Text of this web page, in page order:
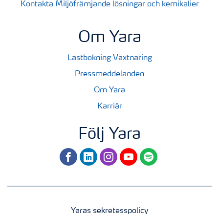
Kontakta Miljöfrämjande lösningar och kemikalier
Om Yara
Lastbokning Växtnäring
Pressmeddelanden
Om Yara
Karriär
Följ Yara
facebooklinkedininstagram
youtubespotify
Yaras sekretesspolicy